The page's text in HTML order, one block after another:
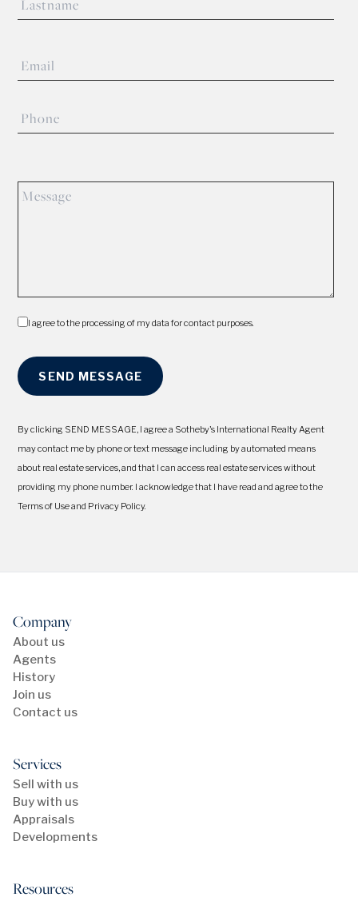
I agree to the processing of my data for contact purposes.
By clicking SEND MESSAGE, I agree a Sotheby's International Realty Agent
may contact me by phone or text message including by automated means
about real estate services, and that I can access real estate services without
providing my phone number. I acknowledge that I have read and agree to the
Terms of Use and Privacy Policy.
Company
About us
Agents
History
Join us
Contact us
Services
Sell with us
Buy with us
Appraisals
Developments
Resources